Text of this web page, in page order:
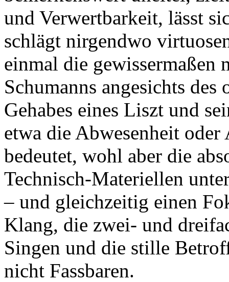
und Verwertbarkeit, lässt
schlägt nirgendwo
einmal die gewissermaßen
Schumanns angesichts
Gehabes eines Liszt und
etwa die Abwesenheit
bedeutet, wohl aber die
Technisch-Materiellen
– und gleichzeitig einen
Klang, die zwei- und
Singen und die stille
nicht Fassbaren.